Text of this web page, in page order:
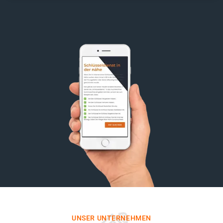
UNSER UNTERNEHMEN